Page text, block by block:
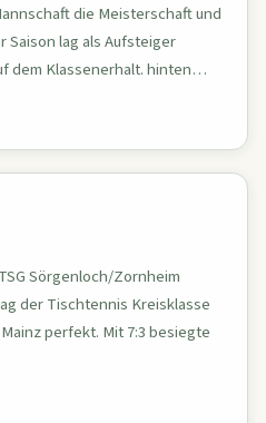
die Meisterschaft und
lag als Aufsteiger
dem Klassenerhalt. hinten…
Sörgenloch/Zornheim
der Tischtennis Kreisklasse
perfekt. Mit 7:3 besiegte